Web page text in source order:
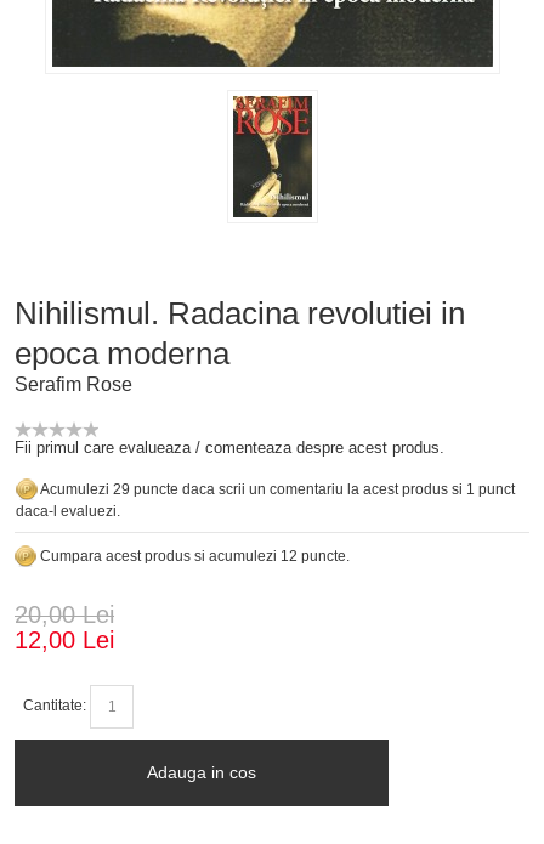
Nihilismul. Radacina revolutiei in
epoca moderna
Serafim Rose
Fii primul care evalueaza / comenteaza despre acest produs.
Acumulezi 29 puncte daca scrii un comentariu la acest produs si 1 punct
daca-l evaluezi.
Cumpara acest produs si acumulezi 12 puncte.
20,00 Lei
12,00 Lei
Cantitate:
Adauga in cos